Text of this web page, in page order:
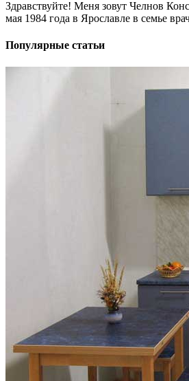
Здравствуйте! Меня зовут Челнов
мая 1984 года в Ярославле в семье
Популярные статьи